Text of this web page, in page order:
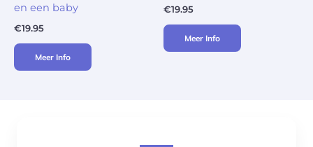
en een baby
€19.95
Meer Info
€19.95
Meer Info